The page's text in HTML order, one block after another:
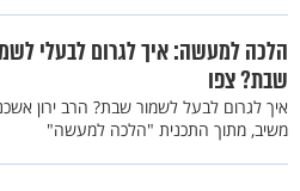
הלכה למעשה: איך לגרום לבעלי
שבת? צפו
איך לגרום לבעל לשמור שבת? הרב ירון
משיב, מתוך התכנית "הלכה למעשה"